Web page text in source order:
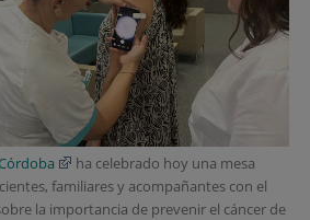
ha celebrado hoy una mesa
familiares y acompañantes con el
la importancia de prevenir el cáncer de